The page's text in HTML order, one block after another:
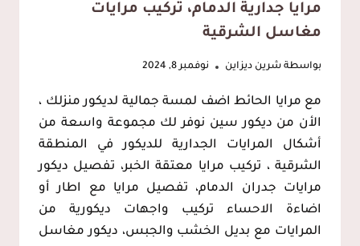
مرايا جدارية الدمام، تركيب مرايات
مغاسل الشرقية
بواسطة شرين ديزاين نوفمبر 8, 2024
مع مرايا الحائط اضف لمسة جمالية لديكور منزلك ،
الأن من ديكور سين نوفر لك مجموعة واسعة من
أشكال المرايات الجدارية للديكور في المنطقة
الشرقية ، تركيب مرايا معتقة الخبر، تفصيل ديكور
مرايات جدران الدمام، تفصيل مرايا مع اطار أو
اضاءة الاحساء تركيب واجهات ديكورية من
المرايات مع بديل الخشب والجبس، ديكور مغاسل